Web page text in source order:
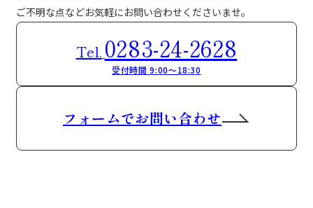
ご不明な点などお気軽にお問い合わせくださいませ。
Tel. 0283-24-2628
受付時間 9:00～18:30
フォームでお問い合わせ